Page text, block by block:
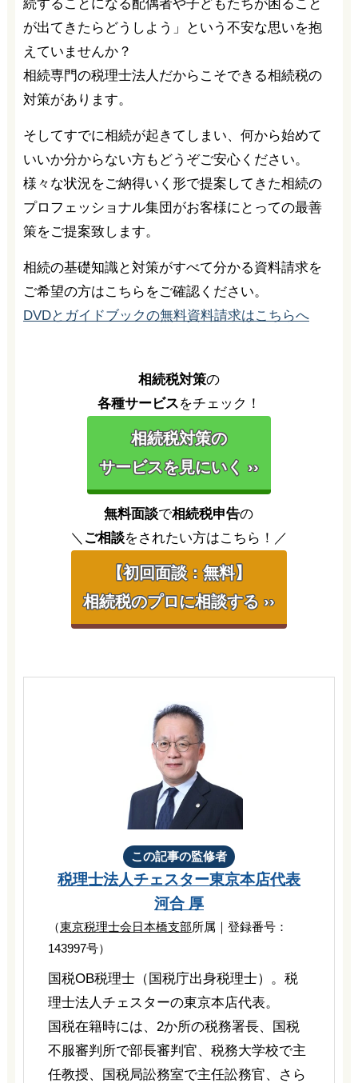
続することになる配偶者や子どもたちが困ること
が出てきたらどうしよう」という不安な思いを抱
えていませんか？
相続専門の税理士法人だからこそできる相続税の
対策があります。
そしてすでに相続が起きてしまい、何から始めて
いいか分からない方もどうぞご安心ください。
様々な状況をご納得いく形で提案してきた相続の
プロフェッショナル集団がお客様にとっての最善
策をご提案致します。
相続の基礎知識と対策がすべて分かる資料請求を
ご希望の方はこちらをご確認ください。
DVDとガイドブックの無料資料請求はこちらへ
相続税対策の
各種サービスをチェック！
相続税対策の
サービスを見にいく ››
無料面談で相続税申告の
＼ ご相談をされたい方はこちら！／
【初回面談：無料】
相続税のプロに相談する ››
この記事の監修者
税理士法人チェスター東京本店代表
河合 厚
（東京税理士会日本橋支部所属｜登録番号：
143997号）
国税OB税理士（国税庁出身税理士）。税
理士法人チェスターの東京本店代表。
国税在籍時には、2か所の税務署長、国税
不服審判所で部長審判官、税務大学校で主
任教授、国税局訟務室で主任訟務官、さら